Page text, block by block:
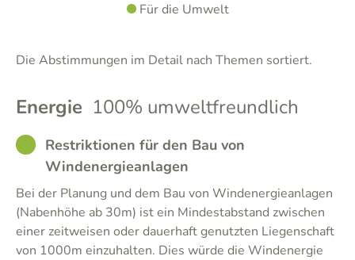
Für die Umwelt
Die Abstimmungen im Detail nach Themen sortiert.
Energie 100% umweltfreundlich
GOODRestriktionen für den Bau von
Windenergieanlagen
Bei der Planung und dem Bau von Windenergieanlagen
(Nabenhöhe ab 30m) ist ein Mindestabstand zwischen
einer zeitweisen oder dauerhaft genutzten Liegenschaft
von 1000m einzuhalten. Dies würde die Windenergie